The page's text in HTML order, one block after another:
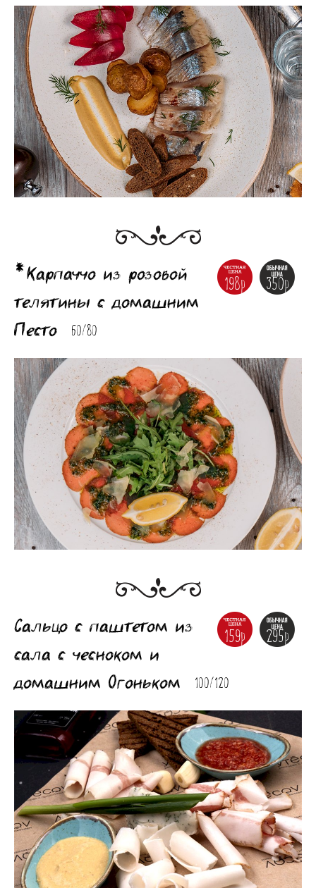
350р
198р
*Карпаччо из розовой
телятины с домашним
Песто
60/80
295р
159р
Сальцо с паштетом из
сала с чесноком и
домашним Огоньком
100/120